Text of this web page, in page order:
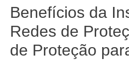
Benefícios da
Redes de
de Proteção